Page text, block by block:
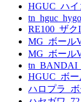
HGUC_ハ
RE100_ザク
MG_ボール
MG_ボール
HGUC_ボー
ハロプラ_